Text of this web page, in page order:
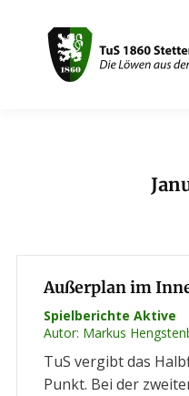
Außerplan im
Spielberichte Aktive
Autor: Markus
TuS vergibt das
Punkt. Bei der